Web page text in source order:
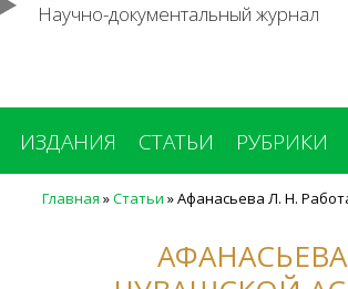
Научно-документальный журнал
ИЗДАНИЯ СТАТЬИ РУБРИКИ
Главная »Статьи »Афанасьева Л. Н.